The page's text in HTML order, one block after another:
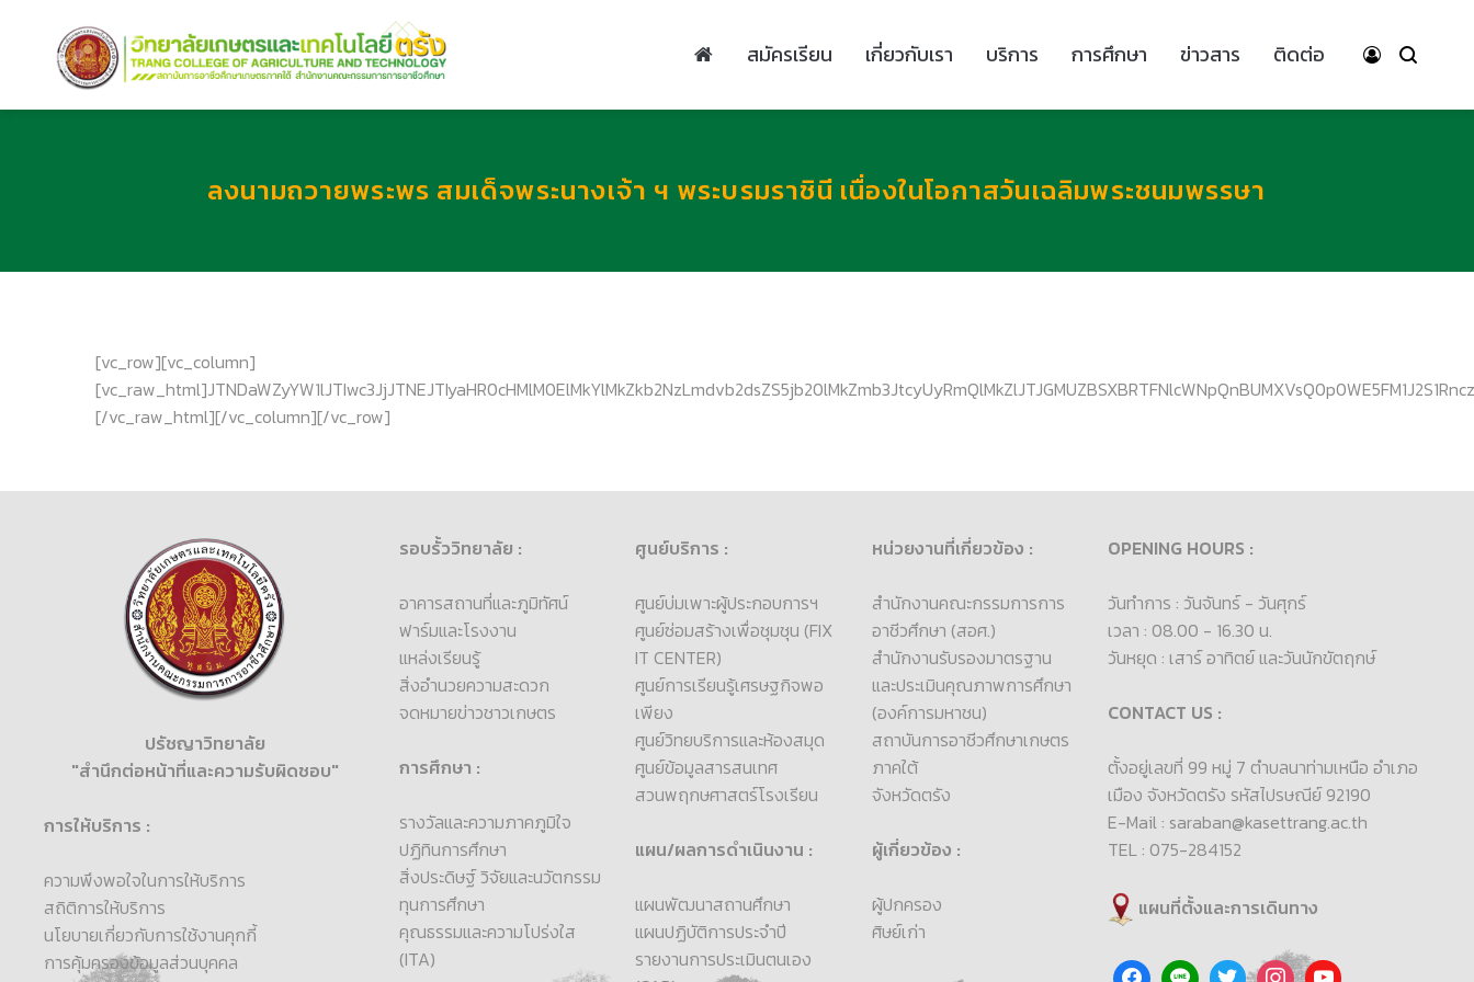
สมัครเรียน เกี่ยวกับเรา บริการ การศึกษา ข่าวสาร ติดต่อ
ลงนามถวายพระพร สมเด็จพระนางเจ้า ฯ พระบรมราชินี เนื่องในโอกาสวันเฉลิมพระชนมพรรษา
[vc_row][vc_column]
[/vc_raw_html][/vc_column][/vc_row]
ปรัชญาวิทยาลัย
"สำนึกต่อหน้าที่และความรับผิดชอบ"
การให้บริการ :
ความพึงพอใจในการให้บริการ
สถิติการให้บริการ
นโยบายเกี่ยวกับการใช้งานคุกกี้
การคุ้มครองข้อมูลส่วนบุคคล
รอบรั้ววิทยาลัย :
อาคารสถานที่และภูมิทัศน์
ฟาร์มและโรงงาน
แหล่งเรียนรู้
สิ่งอำนวยความสะดวก
จดหมายข่าวชาวเกษตร
การศึกษา :
รางวัลและความภาคภูมิใจ
ปฏิทินการศึกษา
สิ่งประดิษฐ์ วิจัยและนวัตกรรม
ทุนการศึกษา
คุณธรรมและความโปร่งใส
(ITA)
ศูนย์บริการ :
ศูนย์บ่มเพาะผู้ประกอบการฯ
ศูนย์ซ่อมสร้างเพื่อชุมชุน (FIX
IT CENTER)
ศูนย์การเรียนรู้เศรษฐกิจพอ
เพียง
ศูนย์วิทยบริการและห้องสมุด
ศูนย์ข้อมูลสารสนเทศ
สวนพฤกษศาสตร์โรงเรียน
แผน/ผลการดำเนินงาน :
แผนพัฒนาสถานศึกษา
แผนปฏิบัติการประจำปี
รายงานการประเมินตนเอง
หน่วยงานที่เกี่ยวข้อง :
สำนักงานคณะกรรมการการ
อาชีวศึกษา (สอศ.)
สำนักงานรับรองมาตรฐาน
และประเมินคุณภาพการศึกษา
(องค์การมหาชน)
สถาบันการอาชีวศึกษาเกษตร
ภาคใต้
จังหวัดตรัง
ผู้เกี่ยวข้อง :
ผู้ปกครอง
ศิษย์เก่า
OPENING HOURS :
วันทำการ : วันจันทร์ - วันศุกร์
เวลา : 08.00 - 16.30 น.
วันหยุด : เสาร์ อาทิตย์ และวันนักขัตฤกษ์
CONTACT US :
ตั้งอยู่เลขที่ 99 หมู่ 7 ตำบลนาท่ามเหนือ อำเภอ
เมือง จังหวัดตรัง รหัสไปรษณีย์ 92190
E-Mail : saraban@kasettrang.ac.th
TEL : 075-284152
แผนที่ตั้งและการเดินทาง